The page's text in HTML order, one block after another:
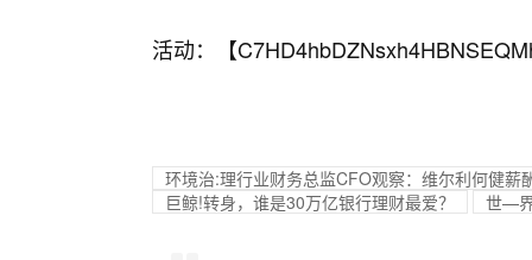
活动：【
环境治:理行业财务总监CFO观察：维尔利何健
巨鲸!转身，谁是30万亿银行理财最爱？
世—